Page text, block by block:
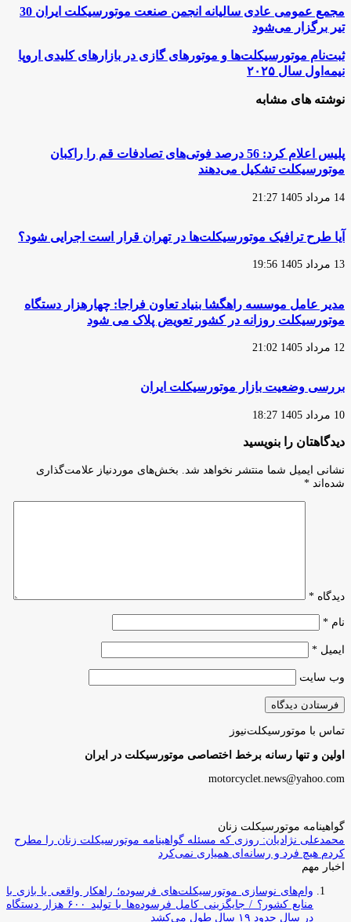
مجمع
عمومی
عادی
سالیانه
انجمن
صنعت
ایران
می‌شود
تیر برگزار می‌شود
ثبت‌نام
موتورسیکلت‌ها
و
موتورهای
گازی
کلیدی
اروپا
نیمه‌اول
۲۰۲۵
ثبت‌نام موتورسیکلت‌ها و موتورهای گازی در بازارهای کلیدی اروپا
نیمه‌اول سال ۲۰۲۵
نوشته های مشابه
پلیس اعلام کرد: 56 درصد فوتی‌های تصادفات قم را راکبان
موتورسیکلت تشکیل می‌دهند
14 مرداد 1405 21:27
آیا طرح ترافیک موتورسیکلت‌ها در تهران قرار است اجرایی شود؟
13 مرداد 1405 19:56
مدیر عامل موسسه راهگشا بنیاد تعاون فراجا: چهارهزار دستگاه
موتورسیکلت روزانه در کشور تعویض پلاک می شود
12 مرداد 1405 21:02
بررسی وضعیت بازار موتورسیکلت ایران
10 مرداد 1405 18:27
دیدگاهتان را بنویسید
نشانی ایمیل شما منتشر نخواهد شد.
بخش‌های موردنیاز علامت‌گذاری
شده‌اند *
دیدگاه *
نام *
ایمیل *
وب‌ سایت
تماس با موتورسیکلت‌نیوز
اولین و تنها رسانه برخط اختصاصی موتورسیکلت در ایران
motorcyclet.news@yahoo.com
گواهینامه موتورسیکلت زنان
محمدعلی نژادیان: روزی که مسئله گواهینامه موتورسیکلت زنان را مطرح
کردم هیچ فرد و رسانه‌ای همیاری نمی‌کرد
اخبار مهم
وام‌های نوسازی موتورسیکلت‌های فرسوده؛ راهکار واقعی یا بازی با
منابع کشور؟ / جایگزینی کامل فرسوده‌ها با تولید ۶۰۰ هزار دستگاه
در سال حدود ۱۹ سال طول می‌کشد